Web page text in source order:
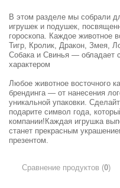
В этом разделе мы собрали
игрушек и подушек,
гороскопа. Каждое животное
Тигр, Кролик, Дракон, Змея,
Собака и Свинья — обладает
характером
Любое животное восточного
брендинга — от нанесения
уникальной упаковки.
подарите символ года,
компании!Каждая игрушка
станет прекрасным
презентом.
Сравнение продуктов (0)